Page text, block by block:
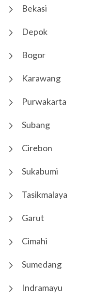
Bekasi
Depok
Bogor
Karawang
Purwakarta
Subang
Cirebon
Sukabumi
Tasikmalaya
Garut
Cimahi
Sumedang
Indramayu